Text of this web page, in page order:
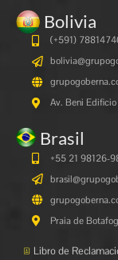
Bolivia
(+591)
Av. Beni
Brasil
+55 21 98126-
Praia de
Libro de